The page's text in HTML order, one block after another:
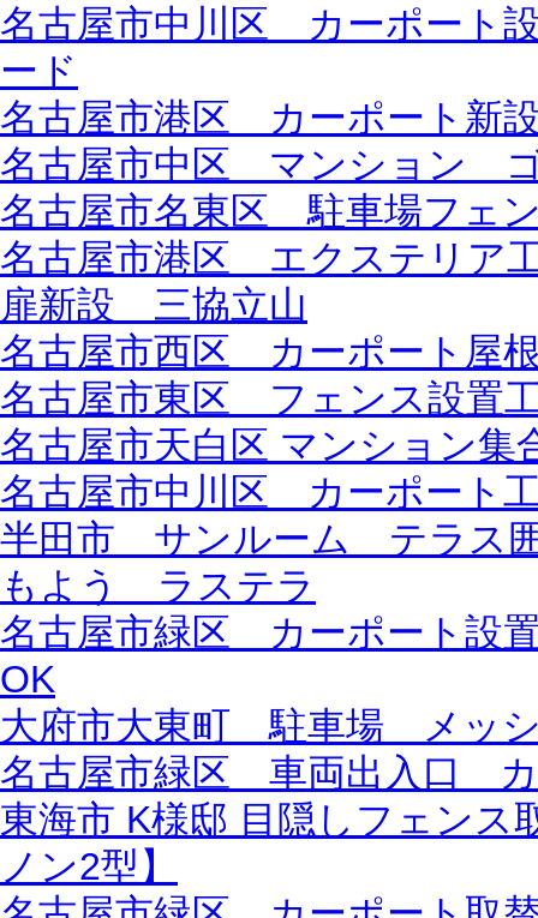
名古屋市中川区 カーポート
ード
名古屋市港区 カーポート
名古屋市中区 マンション
名古屋市名東区 駐車場フェ
名古屋市港区 エクステリ
扉新設 三協立山
名古屋市西区 カーポート屋
名古屋市東区 フェンス設置
名古屋市天白区 マンション
名古屋市中川区 カーポート
半田市 サンルーム テラス
もよう ラステラ
名古屋市緑区 カーポート設
OK
大府市大東町 駐車場 メッ
名古屋市緑区 車両出入口 カ
東海市 K様邸 目隠しフェン
ノン2型】